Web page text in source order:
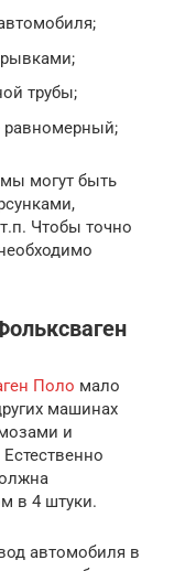
трубы;
равномерный;
могут быть
Чтобы точно
Поло мало
машинах
и
в 4 штуки.
автомобиля в